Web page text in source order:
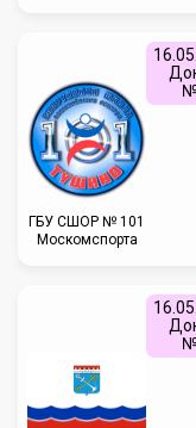
ГБУ CШОР № 101
Москомспорта